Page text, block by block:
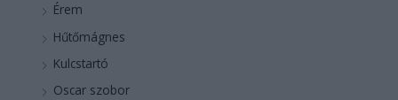
Érem
Hűtőmágnes
Kulcstartó
Oscar szobor